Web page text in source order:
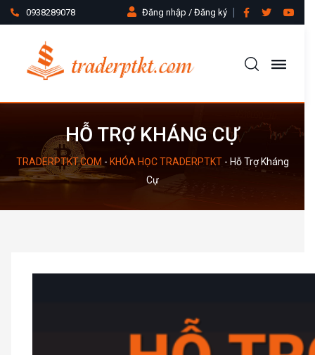
0938289078 Đăng nhập / Đăng ký
HỖ TRỢ KHÁNG CỰ
TRADERPTKT.COM - KHÓA HỌC TRADERPTKT- Hỗ Trợ Kháng
Cự